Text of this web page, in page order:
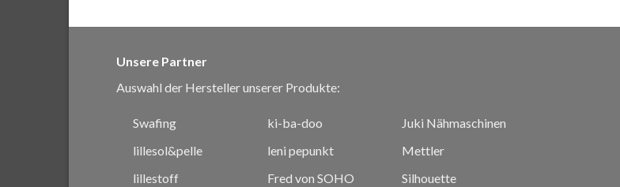
Unsere Partner
Auswahl der Hersteller unserer Produkte:
Swafing
lillesol&pelle
lillestoff
ki-ba-doo
leni pepunkt
Fred von SOHO
Juki Nähmaschinen
Mettler
Silhouette